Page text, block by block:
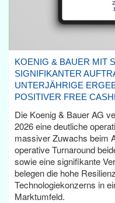
KOENIG & BAUER MIT
SIGNIFIKANTER
UNTERJÄHRIGE
POSITIVER FREE
Die Koenig & Bauer AG
2026 eine deutliche
massiver Zuwachs beim
operative Turnaround
sowie eine signifikante
belegen die hohe
Technologiekonzerns in
Marktumfeld.